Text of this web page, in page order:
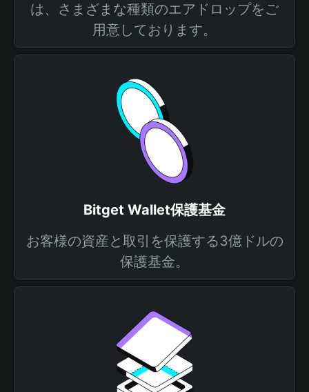
は、さまざまな種類のエアドロップをご
用意しております。
Bitget Wallet保護基金
お客様の資産と取引を保護する3億ドルの
保護基金。